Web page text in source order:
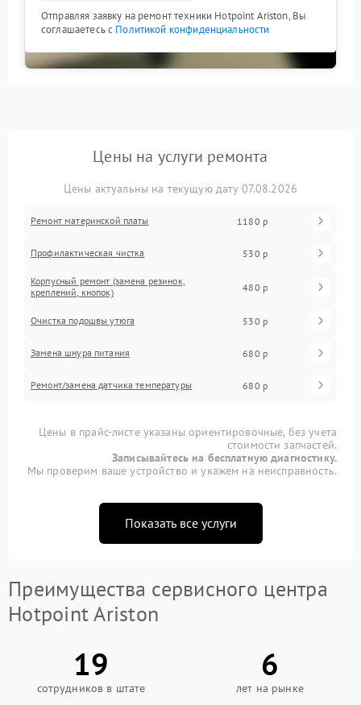
Отправляя заявку на ремонт техники Hotpoint Ariston, Вы
соглашаетесь с Политикой конфиденциальности
Цены на услуги ремонта
Цены актуальны на текущую дату 07.08.2026
Ремонт материнской платы 1180 р
Профилактическая чистка 530 р
Корпусный ремонт (замена резинок,
креплений, кнопок)
480 р
Очистка подошвы утюга 530 р
Замена шнура питания 680 р
Ремонт/замена датчика температуры 680 р
Цены в прайс-листе указаны ориентировочные, без учета
стоимости запчастей.
Записывайтесь на бесплатную диагностику.
Мы проверим ваше устройство и укажем на неисправность.
Показать все услуги
Преимущества сервисного центра
Hotpoint Ariston
19
сотрудников в штате
6
лет на рынке